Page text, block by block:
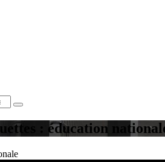
: éducation